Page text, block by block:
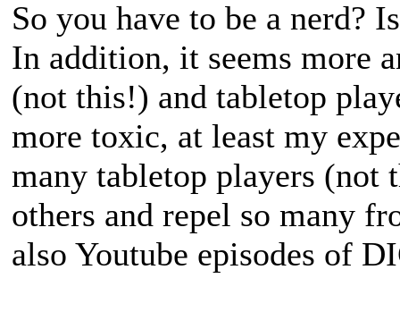
So you have to be a nerd?
In addition, it seems more
(not this!) and tabletop
more toxic, at least my
many tabletop players (not
others and repel so many
also Youtube episodes of